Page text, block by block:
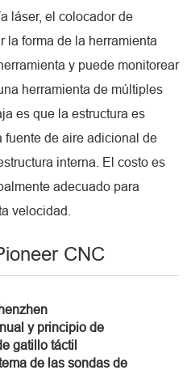
láser, el colocador de
la forma de la herramienta
y puede monitorear
herramienta de múltiples
es que la estructura es
fuente de aire adicional de
interna. El costo es
adecuado para
velocidad.
CNC
y principio de
gatillo táctil
de las sondas de